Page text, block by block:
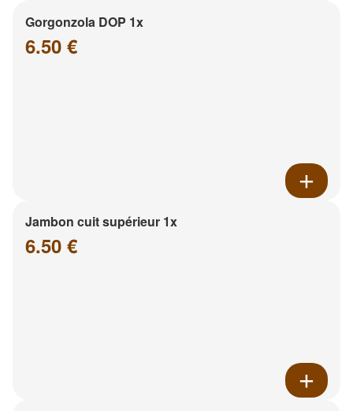
Gorgonzola DOP 1x
6.50 €
Jambon cuit supérieur 1x
6.50 €